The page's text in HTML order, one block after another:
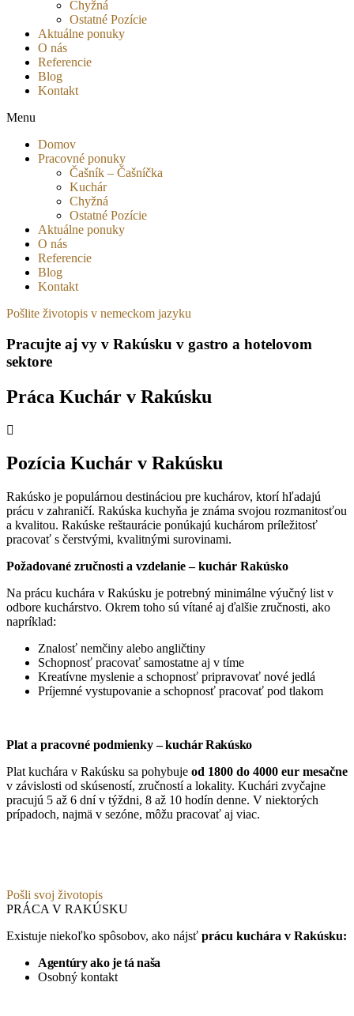
Chyžná
Ostatné Pozície
Aktuálne ponuky
O nás
Referencie
Blog
Kontakt
Menu
Domov
Pracovné ponuky
Čašník – Čašníčka
Kuchár
Chyžná
Ostatné Pozície
Aktuálne ponuky
O nás
Referencie
Blog
Kontakt
Pošlite životopis v nemeckom jazyku
Pracujte aj vy v Rakúsku v gastro a hotelovom
sektore
Práca Kuchár v Rakúsku
Pozícia Kuchár v Rakúsku
Rakúsko je populárnou destináciou pre kuchárov, ktorí hľadajú
prácu v zahraničí. Rakúska kuchyňa je známa svojou rozmanitosťou
a kvalitou. Rakúske reštaurácie ponúkajú kuchárom príležitosť
pracovať s čerstvými, kvalitnými surovinami.
Požadované zručnosti a vzdelanie – kuchár Rakúsko
Na prácu kuchára v Rakúsku je potrebný minimálne výučný list v
odbore kuchárstvo. Okrem toho sú vítané aj ďalšie zručnosti, ako
napríklad:
Znalosť nemčiny alebo angličtiny
Schopnosť pracovať samostatne aj v tíme
Kreatívne myslenie a schopnosť pripravovať nové jedlá
Príjemné vystupovanie a schopnosť pracovať pod tlakom
Plat a pracovné podmienky – kuchár Rakúsko
Plat kuchára v Rakúsku sa pohybuje od 1800 do 4000 eur mesačne
v závislosti od skúseností, zručností a lokality. Kuchári zvyčajne
pracujú 5 až 6 dní v týždni, 8 až 10 hodín denne. V niektorých
prípadoch, najmä v sezóne, môžu pracovať aj viac.
Pošli svoj životopis
PRÁCA V RAKÚSKU
Existuje niekoľko spôsobov, ako nájsť prácu kuchára v Rakúsku:
Agentúry ako je tá naša
Osobný kontakt